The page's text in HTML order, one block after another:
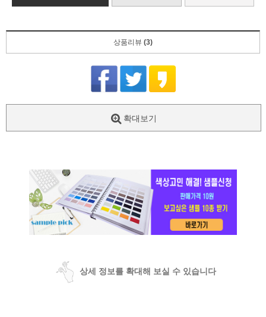
상품리뷰 (3)
확대보기
상세 정보를 확대해 보실 수 있습니다